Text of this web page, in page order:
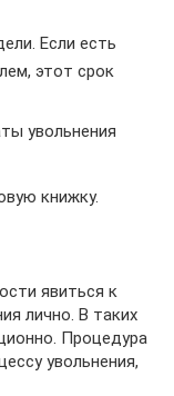
Если есть
этот срок
увольнения
книжку.
явиться к
лично. В таких
Процедура
увольнения,